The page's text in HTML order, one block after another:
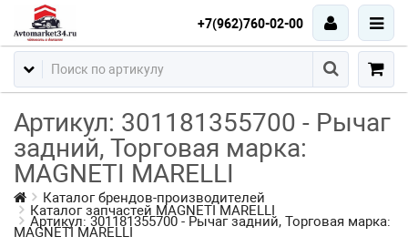
+7(962)760-02-00
Артикул: 301181355700 - Рычаг
задний, Торговая марка:
MAGNETI MARELLI
Каталог брендов-производителей
Каталог запчастей MAGNETI MARELLI
Артикул: 301181355700 - Рычаг задний, Торговая марка:
MAGNETI MARELLI